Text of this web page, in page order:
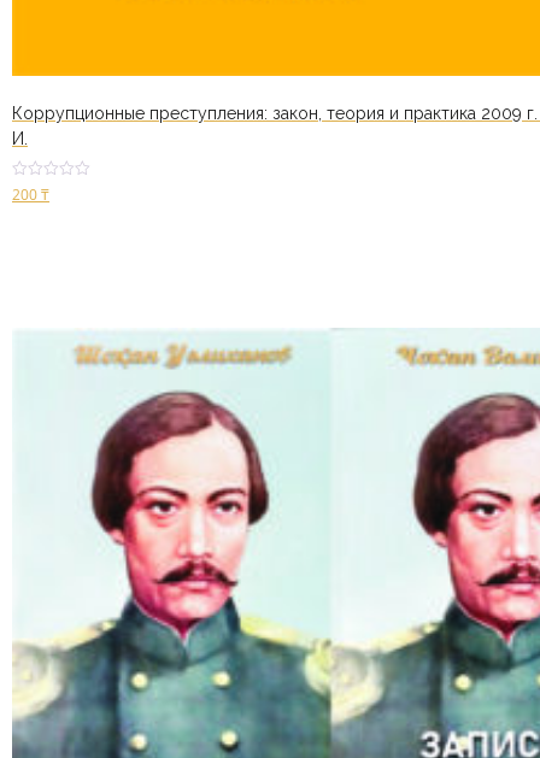
Коррупционные преступления: закон, теория и практика 2009
И.
Оценк
а
200₸